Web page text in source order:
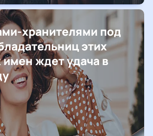
хранителями под
этих
ждет удача в